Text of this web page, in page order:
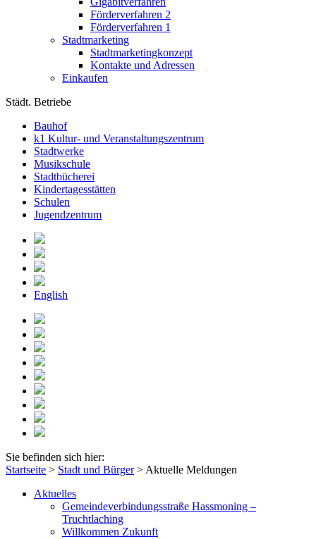
Förderverfahren 2
Förderverfahren 1
Stadtmarketing
Stadtmarketingkonzept
Kontakte und Adressen
Einkaufen
Städt. Betriebe
Bauhof
k1 Kultur- und Veranstaltungszentrum
Stadtwerke
Musikschule
Stadtbücherei
Kindertagesstätten
Schulen
Jugendzentrum
English
Sie befinden sich hier:
Startseite > Stadt und Bürger> Aktuelle Meldungen
Aktuelles
Gemeindeverbindungsstraße Hassmoning –
Truchtlaching
Willkommen Zukunft